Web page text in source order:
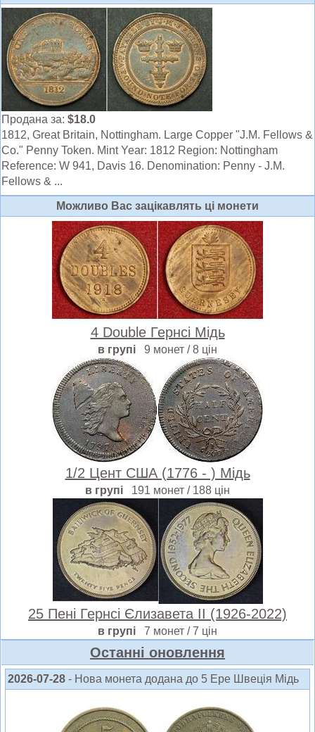
Продана за: $18.0
1812, Great Britain, Nottingham. Large Copper "J.M. Fellows &
Co." Penny Token. Mint Year: 1812 Region: Nottingham
Reference: W 941, Davis 16. Denomination: Penny - J.M.
Fellows & ...
Можливо Вас зацiкавлять цi монети
4 Double Гернсі Мідь
в групі 9 монет / 8 цін
1/2 Цент США (1776 - ) Мідь
в групі 191 монет / 188 цін
25 Пені Гернсі Єлизавета II (1926-2022)
в групі 7 монет / 7 цін
Oстанні оновлення
2026-07-28 - Нова монета додана до 5 Ере Швеція Мідь